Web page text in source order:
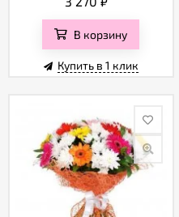
В корзину
Купить в 1 клик